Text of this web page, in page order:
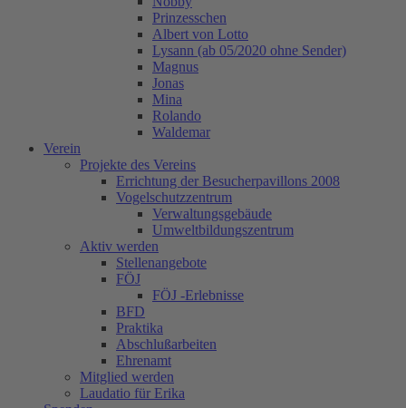
Prinzesschen
Albert von Lotto
Lysann (ab 05/2020 ohne Sender)
Magnus
Jonas
Mina
Rolando
Waldemar
Verein
Projekte des Vereins
Errichtung der Besucherpavillons 2008
Vogelschutzzentrum
Verwaltungsgebäude
Umweltbildungszentrum
Aktiv werden
Stellenangebote
FÖJ
FÖJ -Erlebnisse
BFD
Praktika
Abschlußarbeiten
Ehrenamt
Mitglied werden
Laudatio für Erika